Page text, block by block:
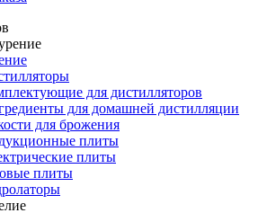
для дистилляторов
для домашней дистилляции
для брожения
плиты
плиты
плиты